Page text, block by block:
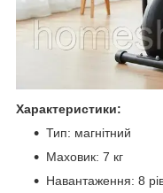
Характеристики:
Тип: магнітний
Маховик: 7 кг
Навантаження: 8